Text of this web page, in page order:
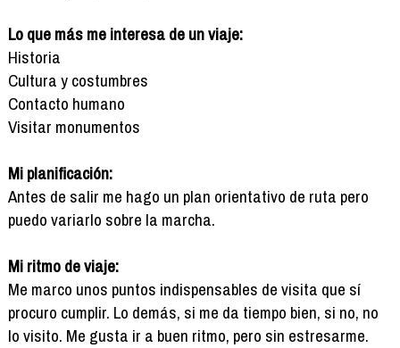
Lo que más me interesa de un viaje:
Historia
Cultura y costumbres
Contacto humano
Visitar monumentos
Mi planificación:
Antes de salir me hago un plan orientativo de ruta pero
puedo variarlo sobre la marcha.
Mi ritmo de viaje:
Me marco unos puntos indispensables de visita que sí
procuro cumplir. Lo demás, si me da tiempo bien, si no, no
lo visito. Me gusta ir a buen ritmo, pero sin estresarme.